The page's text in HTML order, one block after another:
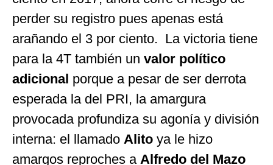
perder su registro pues apenas está
arañando el 3 por ciento. La victoria tiene
para la 4T también un valor político
adicional porque a pesar de ser derrota
esperada la del PRI, la amargura
provocada profundiza su agonía y división
interna: el llamado Alito ya le hizo
amargos reproches a Alfredo del Mazo